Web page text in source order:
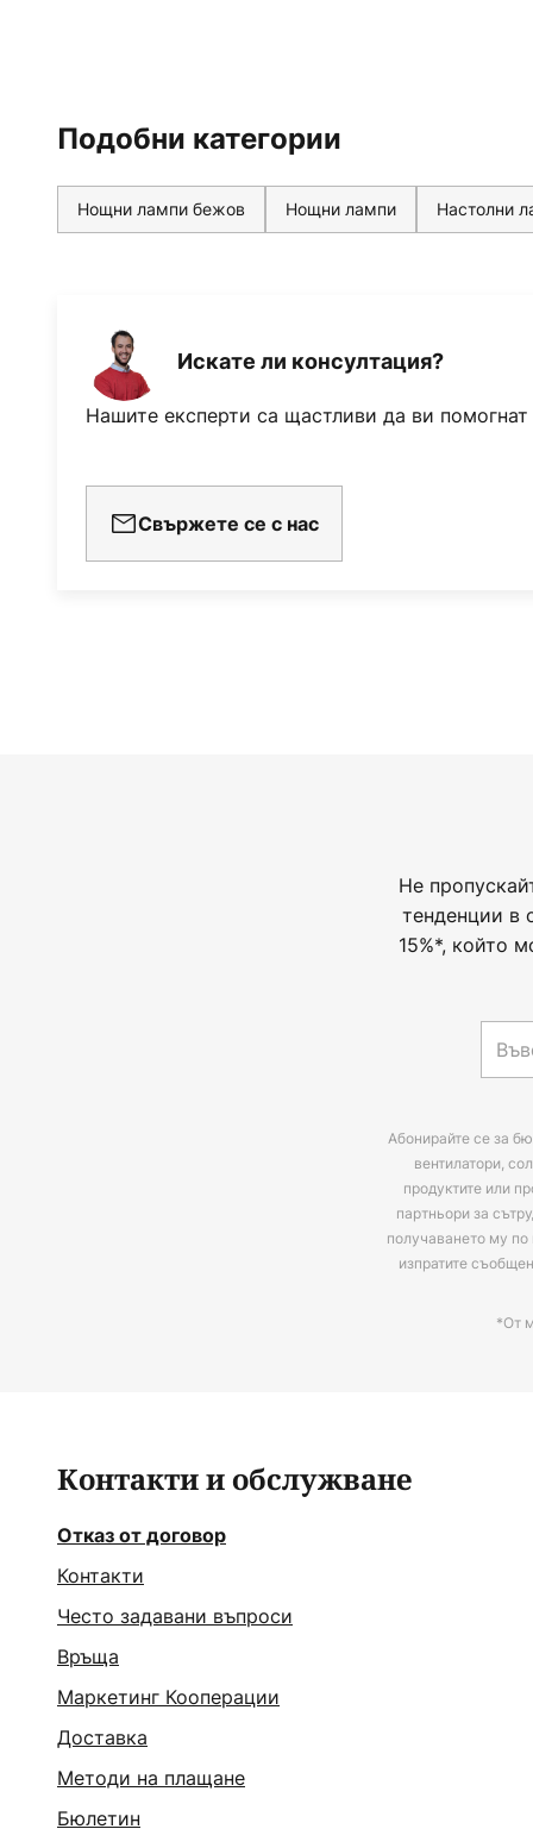
Подобни категории
Нощни лампи бежов Нощни лампи Настолни
Искате ли консултация?
Нашите експерти са щастливи да ви помогнат
Свържете се с нас
Не
тенденции в
15%*, който
Абонирайте се за
вентилатори,
продуктите или
партньори за
получаването му по
изпратите
*От
Контакти и обслужване
Отказ от договор
Контакти
Често задавани въпроси
Връща
Маркетинг Кооперации
Доставка
Методи на плащане
Бюлетин